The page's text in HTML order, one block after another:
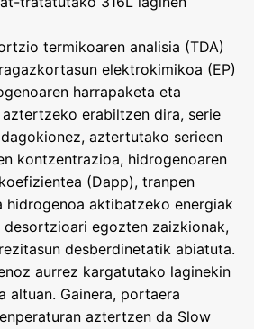
termikoaren analisia (TDA)
elektrokimikoa (EP)
harrapaketa eta
erabiltzen dira, serie
aztertutako serieen
kontzentrazioa, hidrogenoaren
(Dapp), tranpen
hidrogenoa aktibatzeko energiak
desortzioari egozten zaizkionak,
desberdinetatik abiatuta.
aurrez kargatutako laginekin
altuan. Gainera, portaera
aztertzen da Slow